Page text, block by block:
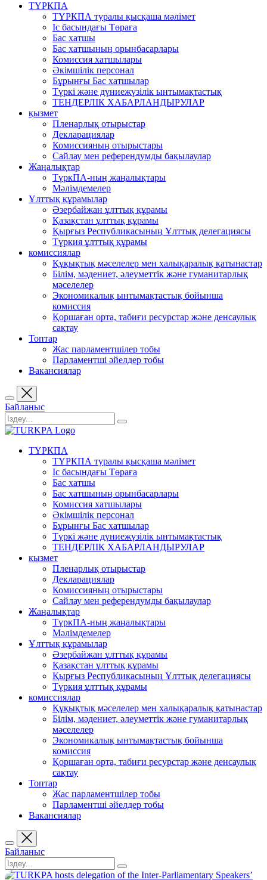
ТҮРКПА
ТҮРКПА туралы қысқаша мәлімет
Iс басындағы Төраға
Бас хатшы
Бас хатшының орынбасарлары
Комиссия хатшылары
Әкімшілік персонал
Бұрынғы Бас хатшылар
Түркі және дүниежүзілік ынтымақтастық
ТЕНДЕРЛІК ХАБАРЛАНДЫРУЛАР
қызмет
Пленарлық отырыстар
Декларациялар
Комиссияның отырыстары
Сайлау мен референдумды бақылаулар
Жаңалықтар
ТүркПА-ның жаңалықтары
Мәлімдемелер
Ұлттық құрамылар
Әзербайжан ұлттық құрамы
Қазақстан ұлттық құрамы
Қырғыз Республикасының Ұлттық делегациясы
Түркия ұлттық құрамы
комиссиялар
Құқықтық мәселелер мен халықаралық қатынастар
Білім, мәдениет, әлеуметтік және гуманитарлық
мәселелер
Экономикалық ынтымақтастық бойынша
комиссия
Қоршаған орта, табиғи ресурстар және денсаулық
сақтау
Топтар
Жас парламентшілер тобы
Парламентші әйелдер тобы
Вакансиялар
Байланыс
ТҮРКПА
ТҮРКПА туралы қысқаша мәлімет
Iс басындағы Төраға
Бас хатшы
Бас хатшының орынбасарлары
Комиссия хатшылары
Әкімшілік персонал
Бұрынғы Бас хатшылар
Түркі және дүниежүзілік ынтымақтастық
ТЕНДЕРЛІК ХАБАРЛАНДЫРУЛАР
қызмет
Пленарлық отырыстар
Декларациялар
Комиссияның отырыстары
Сайлау мен референдумды бақылаулар
Жаңалықтар
ТүркПА-ның жаңалықтары
Мәлімдемелер
Ұлттық құрамылар
Әзербайжан ұлттық құрамы
Қазақстан ұлттық құрамы
Қырғыз Республикасының Ұлттық делегациясы
Түркия ұлттық құрамы
комиссиялар
Құқықтық мәселелер мен халықаралық қатынастар
Білім, мәдениет, әлеуметтік және гуманитарлық
мәселелер
Экономикалық ынтымақтастық бойынша
комиссия
Қоршаған орта, табиғи ресурстар және денсаулық
сақтау
Топтар
Жас парламентшілер тобы
Парламентші әйелдер тобы
Вакансиялар
Байланыс